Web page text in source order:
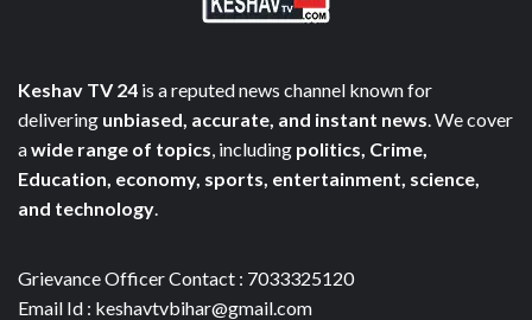
Keshav TV 24 is a reputed news channel known for
delivering unbiased, accurate, and instant news. We cover
awide range of topics, including politics, Crime,
Education, economy, sports, entertainment, science,
and technology.
Grievance Officer Contact : 7033325120
Email Id : keshavtvbihar@gmail.com